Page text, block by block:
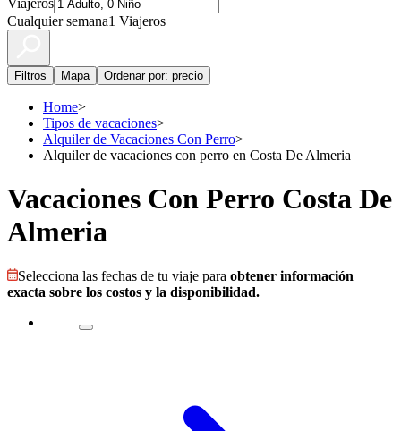
Viajeros
Cualquier semana1 Viajeros
Filtros Mapa Ordenar por: precio
Home>
Tipos de vacaciones>
Alquiler de Vacaciones Con Perro>
Alquiler de vacaciones con perro en Costa De Almeria
Vacaciones Con Perro Costa De
Almeria
Selecciona las fechas de tu viaje para obtener información
exacta sobre los costos y la disponibilidad.